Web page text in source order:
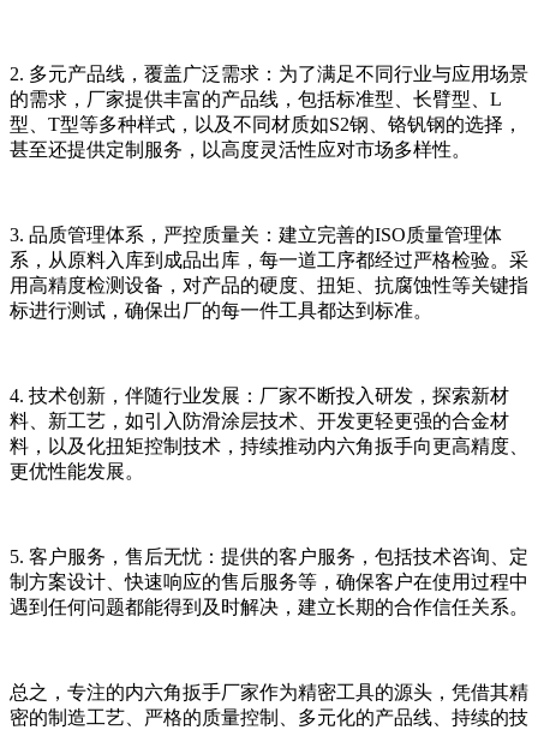
2. 多元产品线，覆盖广泛需求：为了满足不同行业与应用场景
的需求，厂家提供丰富的产品线，包括标准型、长臂型、L
型、T型等多种样式，以及不同材质如S2钢、铬钒钢的选择，
甚至还提供定制服务，以高度灵活性应对市场多样性。
3. 品质管理体系，严控质量关：建立完善的ISO质量管理体
系，从原料入库到成品出库，每一道工序都经过严格检验。采
用高精度检测设备，对产品的硬度、扭矩、抗腐蚀性等关键指
标进行测试，确保出厂的每一件工具都达到标准。
4. 技术创新，伴随行业发展：厂家不断投入研发，探索新材
料、新工艺，如引入防滑涂层技术、开发更轻更强的合金材
料，以及化扭矩控制技术，持续推动内六角扳手向更高精度、
更优性能发展。
5. 客户服务，售后无忧：提供的客户服务，包括技术咨询、定
制方案设计、快速响应的售后服务等，确保客户在使用过程中
遇到任何问题都能得到及时解决，建立长期的合作信任关系。
总之，专注的内六角扳手厂家作为精密工具的源头，凭借其精
密的制造工艺、严格的质量控制、多元化的产品线、持续的技